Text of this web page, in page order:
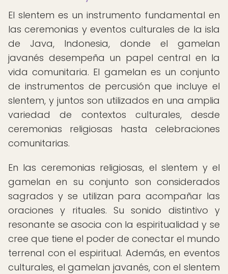
El slentem es un instrumento fundamental en
las ceremonias y eventos culturales de la isla
de Java, Indonesia, donde el gamelan
javanés desempeña un papel central en la
vida comunitaria. El gamelan es un conjunto
de instrumentos de percusión que incluye el
slentem, y juntos son utilizados en una amplia
variedad de contextos culturales, desde
ceremonias religiosas hasta celebraciones
comunitarias.
En las ceremonias religiosas, el slentem y el
gamelan en su conjunto son considerados
sagrados y se utilizan para acompañar las
oraciones y rituales. Su sonido distintivo y
resonante se asocia con la espiritualidad y se
cree que tiene el poder de conectar el mundo
terrenal con el espiritual. Además, en eventos
culturales, el gamelan javanés, con el slentem